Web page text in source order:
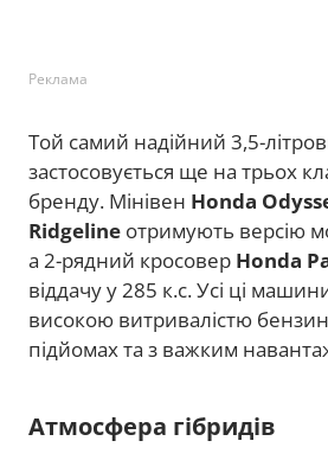
Реклама
Той самий надійний 3,5-
застосовується ще на трьох
бренду. Мінівен Honda
Ridgeline отримують версію
а 2-рядний кросовер Honda
віддачу у 285 к.с. Усі ці
високою витривалістю
підйомах та з важким
Атмосфера гібридів